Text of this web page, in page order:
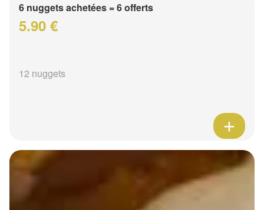
6 nuggets achetées = 6 offerts
5.90 €
12 nuggets